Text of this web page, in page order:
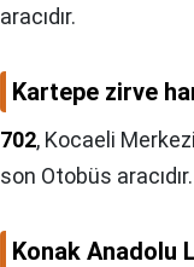
aracıdır.
Kartepe zirve
702, Kocaeli
son Otobüs aracıdır.
Konak Anadolu